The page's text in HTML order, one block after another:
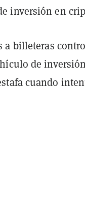
inversión en
billeteras
de
cuando